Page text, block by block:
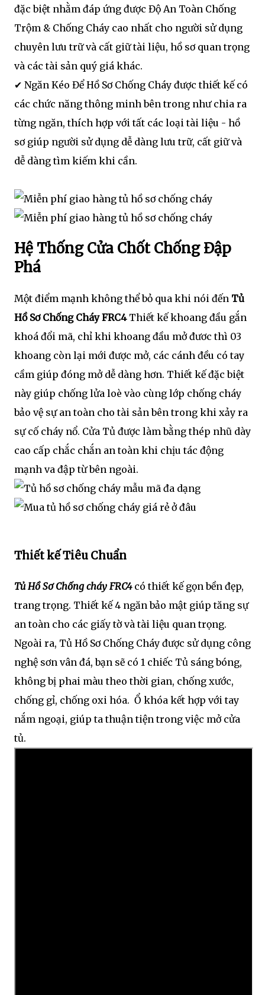
đặc biệt nhằm đáp ứng được Độ An Toàn Chống
Trộm & Chống Cháy cao nhất cho người sử dụng
chuyên lưu trữ và cất giữ tài liệu, hồ sơ quan trọng
và các tài sản quý giá khác.
✔ Ngăn Kéo Để Hồ Sơ Chống Cháy được thiết kế có
các chức năng thông minh bên trong như chia ra
từng ngăn, thích hợp với tất các loại tài liệu - hồ
sơ giúp người sử dụng dễ dàng lưu trữ, cất giữ và
dễ dàng tìm kiếm khi cần.
Hệ Thống Cửa Chốt Chống Đập
Phá
Một điểm mạnh không thể bỏ qua khi nói đến Tủ
Hồ Sơ Chống Cháy FRC4 Thiết kế khoang đầu gắn
khoá đổi mã, chỉ khi khoang đầu mở đươc thì 03
khoang còn lại mới được mở, các cánh đều có tay
cầm giúp đóng mở dễ dàng hơn. Thiết kế đặc biệt
này giúp chống lửa loè vào cùng lớp chống cháy
bảo vệ sự an toàn cho tài sản bên trong khi xảy ra
sự cố cháy nổ. Cửa Tủ được làm bằng thép nhũ dày
cao cấp chắc chắn an toàn khi chịu tác động
mạnh va đập từ bên ngoài.
Thiết kế Tiêu Chuẩn
Tủ Hồ Sơ Chống cháy FRC4có thiết kế gọn bền đẹp,
trang trọng. Thiết kế 4 ngăn bảo mật giúp tăng sự
an toàn cho các giấy tờ và tài liệu quan trọng.
Ngoài ra, Tủ Hồ Sơ Chống Cháy được sử dụng công
nghệ sơn vân đá, bạn sẽ có 1 chiếc Tủ sáng bóng,
không bị phai màu theo thời gian, chống xước,
chống gỉ, chống oxi hóa. Ổ khóa kết hợp với tay
nắm ngoại, giúp ta thuận tiện trong việc mở cửa
tủ.